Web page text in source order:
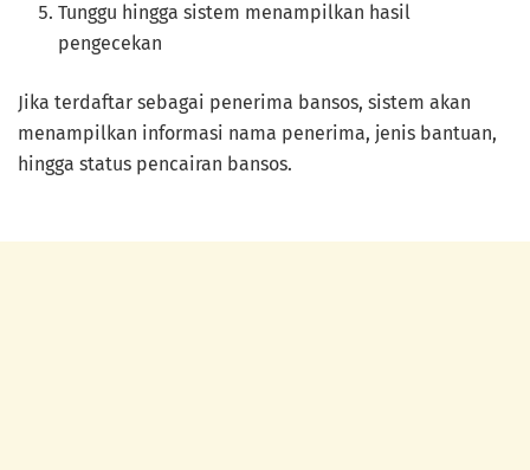
Tunggu hingga sistem menampilkan hasil
pengecekan
Jika terdaftar sebagai penerima bansos, sistem akan
menampilkan informasi nama penerima, jenis bantuan,
hingga status pencairan bansos.